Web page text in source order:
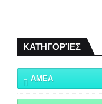
ΚΑΤΗΓΟΡΊΕΣ
ΑΜΕΑ